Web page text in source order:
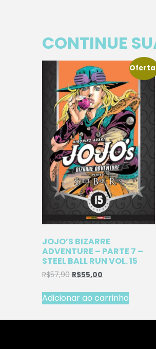
CONTINUE
JOJO’S BIZARRE
ADVENTURE – PARTE 7 –
STEEL BALL RUN VOL. 15
R$57,90 R$55,00
Adicionar ao carrinho